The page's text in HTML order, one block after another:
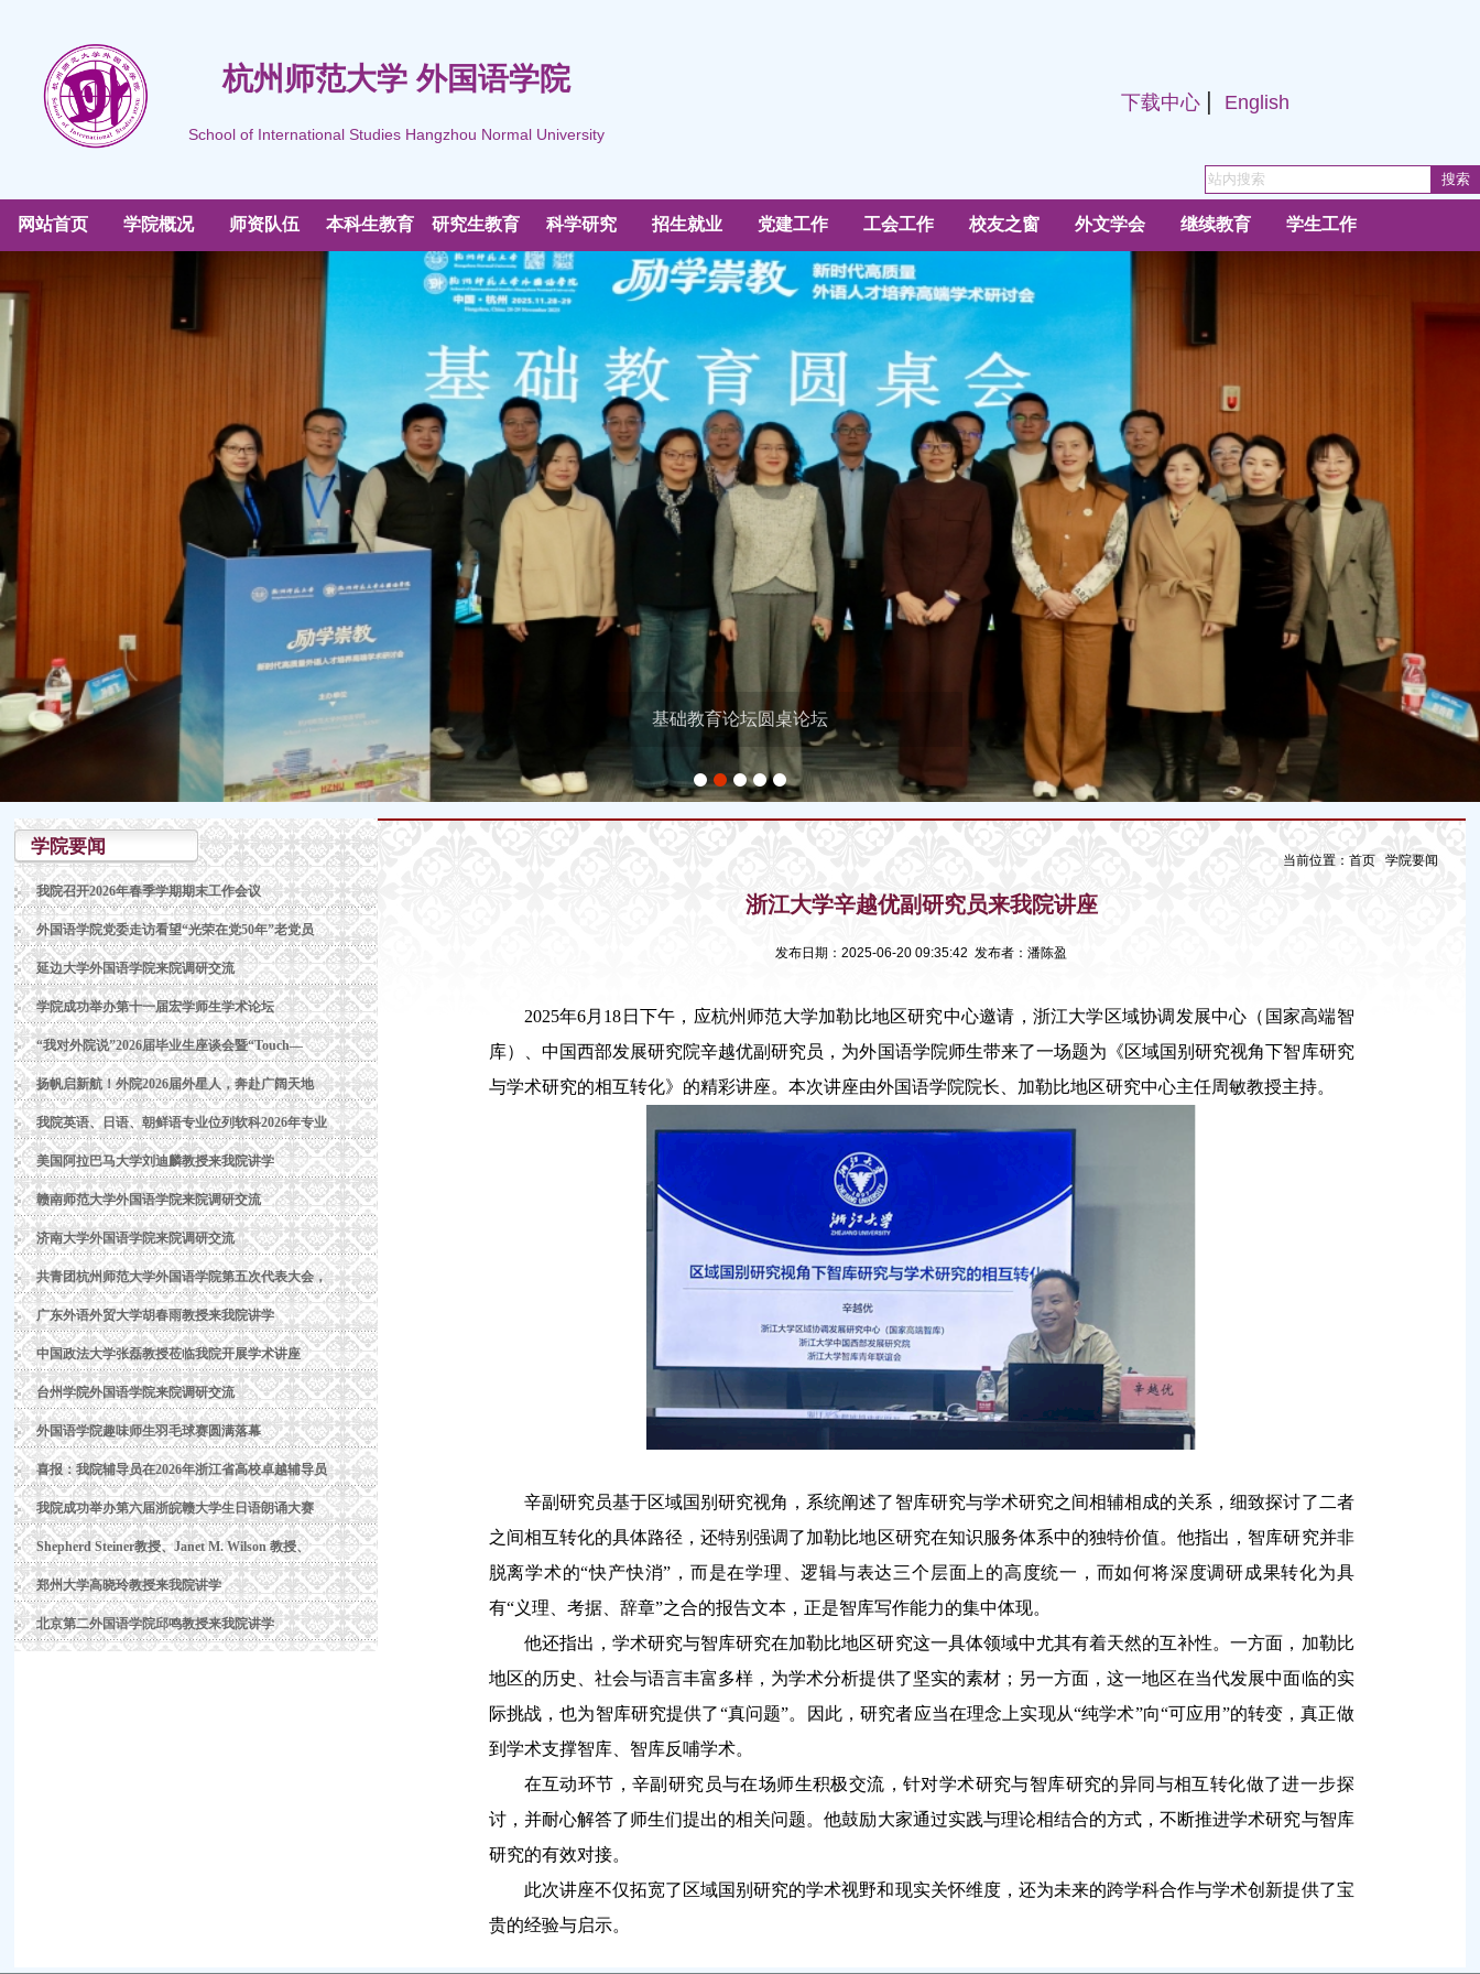
杭州师范大学 外国语学院
School of International Studies Hangzhou Normal University
下载中心 | English
网站首页 学院概况 师资队伍 本科生教育 研究生教育 科学研究 招生就业 党建工作 工会工作 校友之窗 外文学会 继续教育 学生工作
1 2 3 4 5
基础教育论坛圆桌论坛
学院要闻
我院召开2026年春季学期期末工作会议
外国语学院党委走访看望“光荣在党50年”老党员
延边大学外国语学院来院调研交流
学院成功举办第十一届宏学师生学术论坛
“我对外院说”2026届毕业生座谈会暨“Touch—
扬帆启新航！外院2026届外星人，奔赴广阔天地
我院英语、日语、朝鲜语专业位列软科2026年专业
美国阿拉巴马大学刘迪麟教授来我院讲学
赣南师范大学外国语学院来院调研交流
济南大学外国语学院来院调研交流
共青团杭州师范大学外国语学院第五次代表大会，
广东外语外贸大学胡春雨教授来我院讲学
中国政法大学张磊教授莅临我院开展学术讲座
台州学院外国语学院来院调研交流
外国语学院趣味师生羽毛球赛圆满落幕
喜报：我院辅导员在2026年浙江省高校卓越辅导员
我院成功举办第六届浙皖赣大学生日语朗诵大赛
Shepherd Steiner教授、Janet M. Wilson 教授、
郑州大学高晓玲教授来我院讲学
北京第二外国语学院邱鸣教授来我院讲学
当前位置： 首页 学院要闻
浙江大学辛越优副研究员来我院讲座
发布日期：2025-06-20 09:35:42 发布者：潘陈盈
2025年6月18日下午，应杭州师范大学加勒比地区研究中心邀请，浙江大学区域协调发展中心（国家高端智
库）、中国西部发展研究院辛越优副研究员，为外国语学院师生带来了一场题为《区域国别研究视角下智库研究
与学术研究的相互转化》的精彩讲座。本次讲座由外国语学院院长、加勒比地区研究中心主任周敏教授主持。
辛副研究员基于区域国别研究视角，系统阐述了智库研究与学术研究之间相辅相成的关系，细致探讨了二者
之间相互转化的具体路径，还特别强调了加勒比地区研究在知识服务体系中的独特价值。他指出，智库研究并非
脱离学术的“快产快消”，而是在学理、逻辑与表达三个层面上的高度统一 ，而如何将深度调研成果转化为具
有“义理、考据、辞章”之合的报告文本， 正是智库写作能力的集中体现。
他还指出，学术研究与智库研究在加勒比地区研究这一具体领域中尤其有着天然的互补性。一方面，加勒比
地区的历史、社会与语言丰富多样 ，为学术分析提供了坚实的素材；另一方面，这一地区在当代发展中面临的实
际挑战，也为智库研究提供了“真问题”。因此，研究者应当在理念上实现从“纯学术”向“可应用”的转变，真正做
到学术支撑智库、智库反哺学术。
在互动环节，辛副研究员与在场师生积极交流，针对学术研究与智库研究的异同与相互转化做了进一步探
讨，并耐心解答了师生们提出的相关问题。他鼓励大家通过实践与理论相结合的方式，不断推进学术研究与智库
研究的有效对接。
此次讲座不仅拓宽了区域国别研究的学术视野和现实关怀维度，还为未来的跨学科合作与学术创新提供了宝
贵的经验与启示。